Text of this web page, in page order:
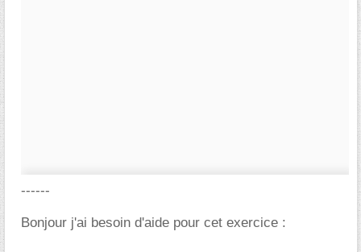
------
Bonjour j'ai besoin d'aide pour cet exercice :